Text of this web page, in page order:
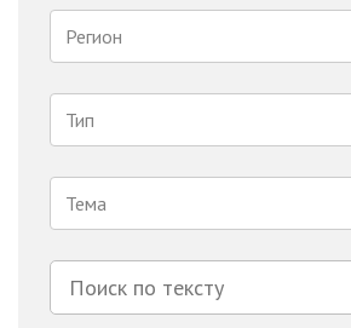
Регион
Тип
Тема